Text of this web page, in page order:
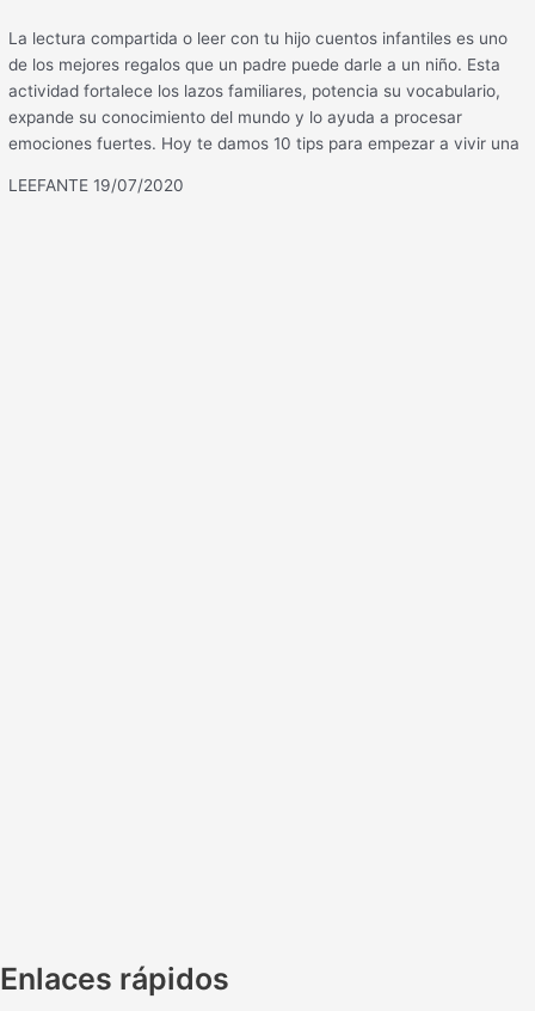
La lectura compartida o leer con tu hijo cuentos infantiles es uno
de los mejores regalos que un padre puede darle a un niño. Esta
actividad fortalece los lazos familiares, potencia su vocabulario,
expande su conocimiento del mundo y lo ayuda a procesar
emociones fuertes. Hoy te damos 10 tips para empezar a vivir una
LEEFANTE19/07/2020
Enlaces rápidos